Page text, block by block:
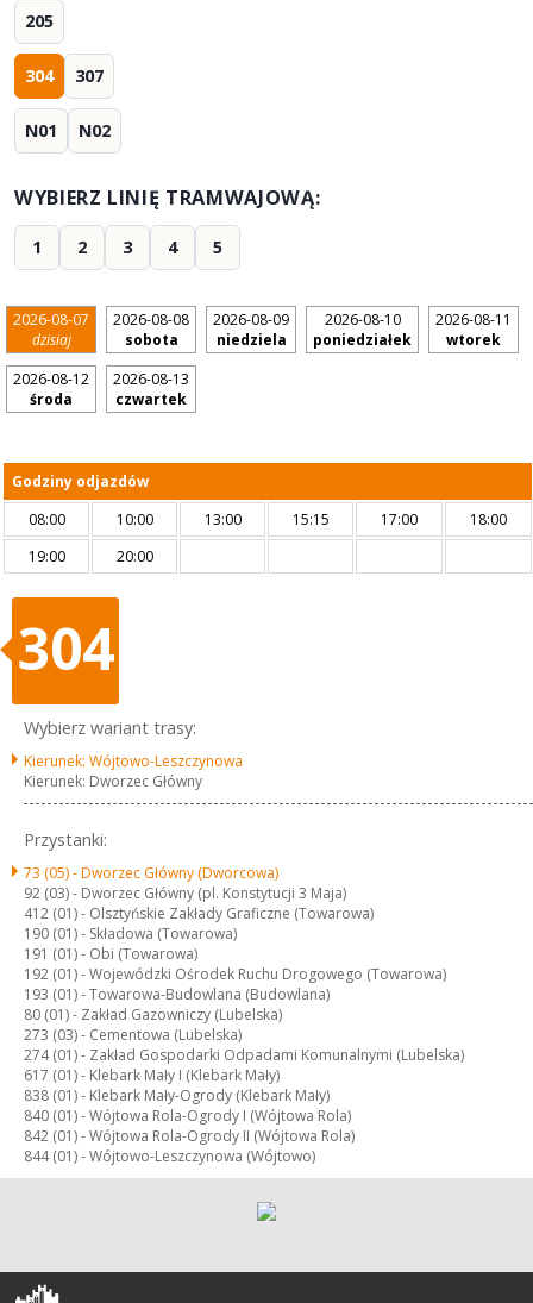
205
304 307
N01 N02
WYBIERZ LINIĘ TRAMWAJOWĄ:
1 2 3 4 5
2026-08-07
dzisiaj
2026-08-08
sobota
2026-08-09
niedziela
2026-08-10
poniedziałek
2026-08-11
wtorek
2026-08-12
środa
2026-08-13
czwartek
Godziny odjazdów
08:00
10:00 13:00 15:15 17:00
18:00
19:00
20:00
304
Wybierz wariant trasy:
Kierunek: Wójtowo-Leszczynowa
Kierunek: Dworzec Główny
Przystanki:
73 (05) -Dworzec Główny (Dworcowa)
92 (03) - Dworzec Główny (pl. Konstytucji 3 Maja)
412 (01) - Olsztyńskie Zakłady Graficzne (Towarowa)
190 (01) - Składowa (Towarowa)
191 (01) - Obi (Towarowa)
192 (01) -Wojewódzki Ośrodek Ruchu Drogowego (Towarowa)
193 (01) -Towarowa-Budowlana (Budowlana)
80 (01) - Zakład Gazowniczy (Lubelska)
273 (03) - Cementowa (Lubelska)
274 (01) - Zakład Gospodarki Odpadami Komunalnymi (Lubelska)
617 (01) - Klebark Mały I (Klebark Mały)
838 (01) - Klebark Mały-Ogrody (Klebark Mały)
840 (01) -Wójtowa Rola-Ogrody I (Wójtowa Rola)
842 (01) -Wójtowa Rola-Ogrody II (Wójtowa Rola)
844 (01) -Wójtowo-Leszczynowa (Wójtowo)
Olsztyn